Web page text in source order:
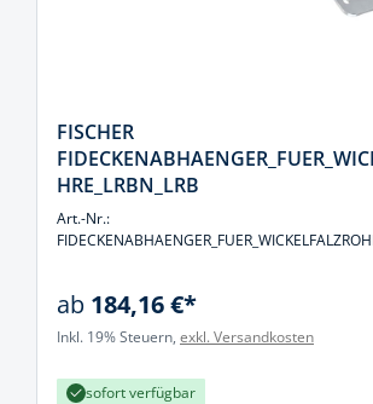
FISCHER
HRE_LRBN_LRB
Art.-Nr.:
ab 184,16 €*
Inkl. 19% Steuern, exkl. Versandkosten
sofort verfügbar